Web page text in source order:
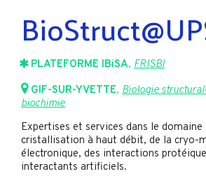
PLATEFORME IBiSA, FRISBI
GIF-SUR-YVETTE, Biologie
biochimie
Expertises et services dans le domaine
cristallisation à haut débit, de la cryo-
électronique, des interactions
interactants artificiels.